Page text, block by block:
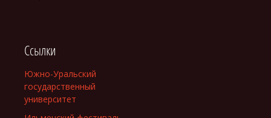
Ссылки
Южно-Уральский
государственный
университет